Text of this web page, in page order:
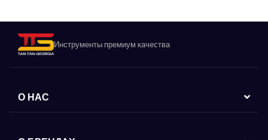
Инструменты премиум качества
О НАС